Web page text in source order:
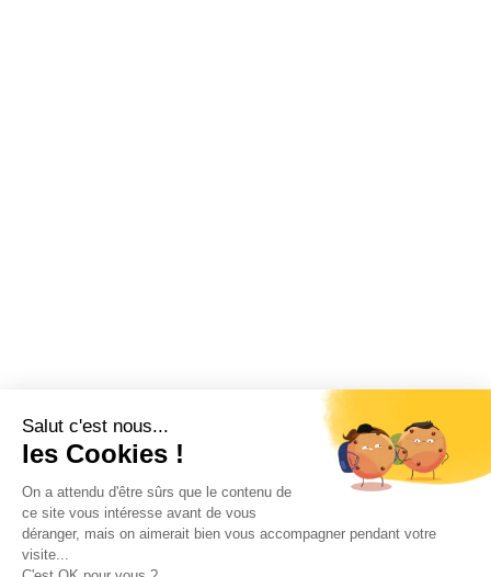
Salut c'est nous...
les Cookies !
On a attendu d'être sûrs que le contenu de
ce site vous intéresse avant de vous
déranger, mais on aimerait bien vous accompagner pendant votre
visite...